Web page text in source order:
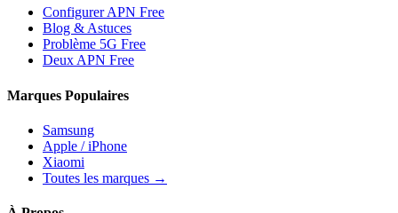
Configurer APN Free
Blog & Astuces
Problème 5G Free
Deux APN Free
Marques Populaires
Samsung
Apple / iPhone
Xiaomi
Toutes les marques →